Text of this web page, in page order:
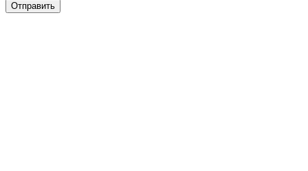
Отправить